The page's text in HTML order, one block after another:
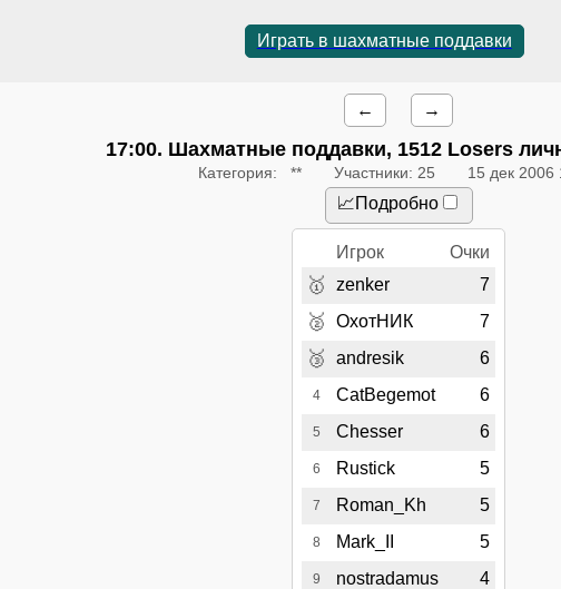
Играть в шахматные поддавки
← →
17:00. Шахматные поддавки, 1512 Losers
Категория: ** Участники: 25 15 дек 2006
📈Подробно
Игрок Очки
🥇 zenker 7
🥈 ОхотНИК 7
🥉 andresik 6
4 CatBegemot 6
5 Chesser 6
6 Rustick 5
7 Roman_Kh 5
8 Mark_II 5
9 nostradamus 4